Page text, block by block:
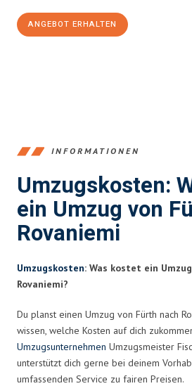
ANGEBOT ERHALTEN
INFORMATIONEN
Umzugskosten:
ein Umzug von
Rovaniemi
Umzugskosten: Was kostet ein
Rovaniemi?
Du planst einen Umzug von Fürth nach
wissen, welche Kosten auf dich
Umzugsunternehmen Umzugsmeister
unterstützt dich gerne bei deinem
umfassenden Service zu fairen Preisen.